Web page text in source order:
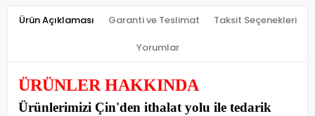
Ürün Açıklaması Garanti ve Teslimat Taksit Seçenekleri
Yorumlar
ÜRÜNLER HAKKINDA
Ürünlerimizi Çin'den ithalat yolu ile tedarik